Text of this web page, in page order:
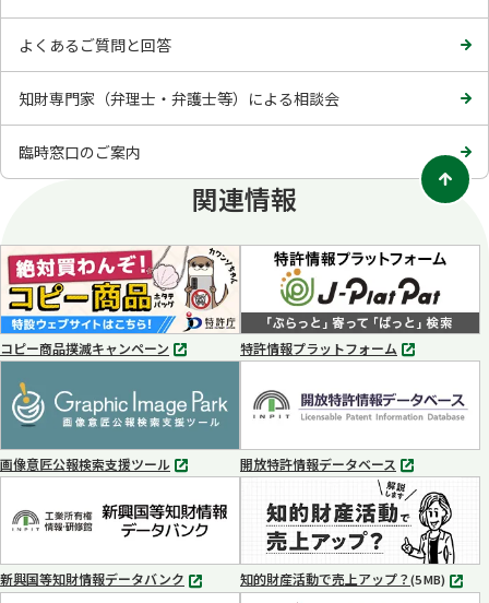
よくあるご質問と回答
知財専門家（弁理士・弁護士等）による相談会
臨時窓口のご案内
関連情報
コピー商品撲滅キャンペーン
別
で
開
く
特許情報プラットフォーム
別
ブ
で
く
画像意匠公報検索支援ツール
別
ブ
で
く
開放特許情報データベース
別
タ
ブ
で
開
く
新興国等知財情報データバンク
別
知的財産活動で売上アップ？(5 MB) MP4